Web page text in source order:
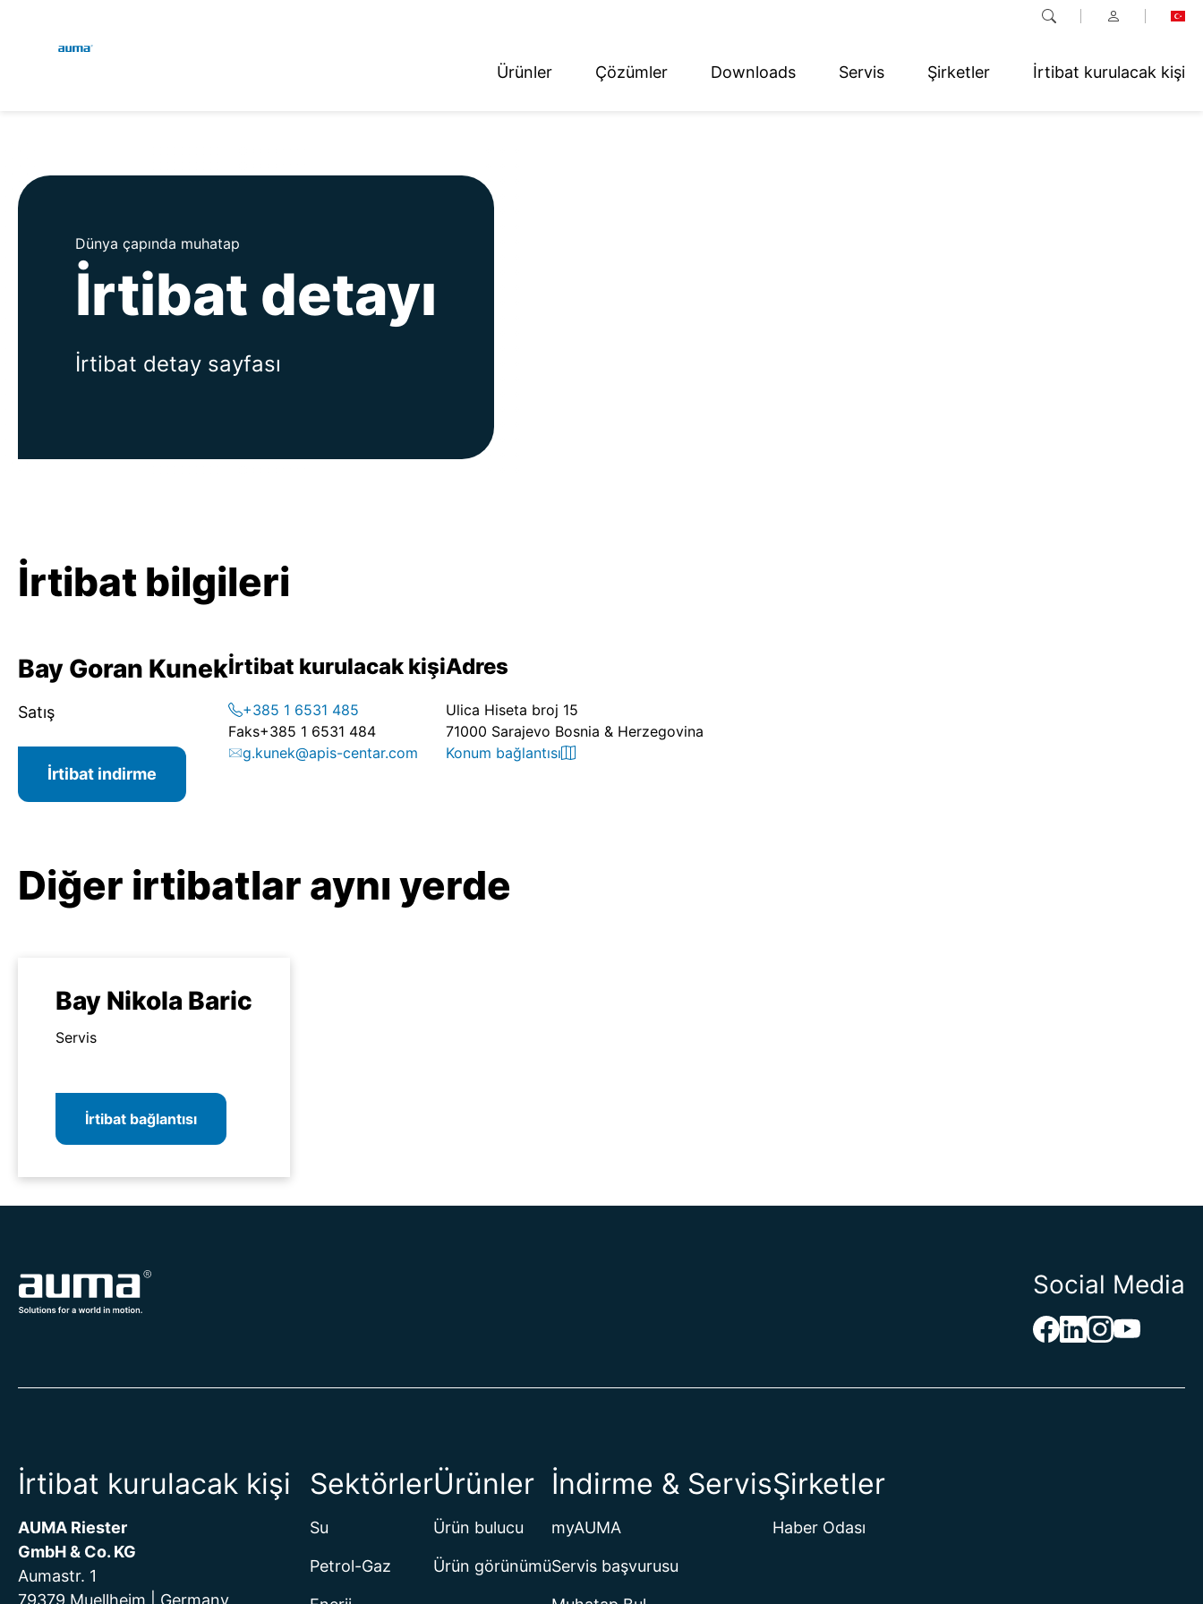
Ürünler Çözümler Downloads Servis Şirketler İrtibat kurulacak kişi
Avrupa
Asya ve Pasifik
Kuzey Amerika
Dünya çapında muhatap
İrtibat detayı
İrtibat detay sayfası
İrtibat bilgileri
Bay Goran Kunek
Satış
İrtibat indirme
İrtibat kurulacak kişi
+385 1 6531 485
Faks+385 1 6531 484
g.kunek@apis-centar.com
Adres
Ulica Hiseta broj 15
71000 Sarajevo Bosnia & Herzegovina
Konum bağlantısı
Diğer irtibatlar aynı yerde
Bay Nikola Baric
Servis
İrtibat bağlantısı
Social Media
İrtibat kurulacak kişi
AUMA Riester
GmbH & Co. KG
Aumastr. 1
79379 Muellheim | Germany
Sektörler
Su
Petrol-Gaz
Ürünler
Ürün bulucu
Ürün görünümü
İndirme & Servis
myAUMA
Servis başvurusu
Şirketler
Haber Odası